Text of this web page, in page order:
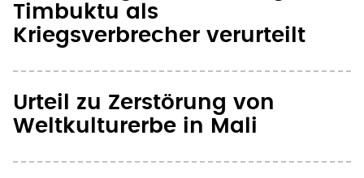
Timbuktu als
Kriegsverbrecher verurteilt
Urteil zu Zerstörung von
Weltkulturerbe in Mali